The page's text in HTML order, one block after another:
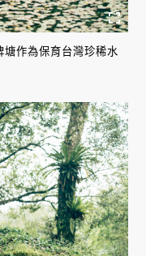
作為保育台灣珍稀水